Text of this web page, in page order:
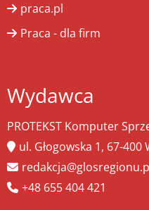
praca.pl
Praca - dla firm
Wydawca
PROTEKST Komputer
ul. Głogowska 1, 67-400
+48 655 404 421